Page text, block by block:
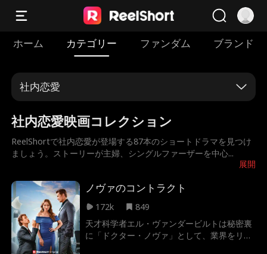
ホーム カテゴリー ファンダム ブランド
社内恋愛
社内恋愛映画コレクション
展開
ReelShortで社内恋愛が登場する87本のショートドラマを見つけ
ましょう。ストーリーが主婦、シングルファーザーを中心...
ノヴァのコントラクト
172k
849
天才科学者エル・ヴァンダービルトは秘密裏
に「ドクター・ノヴァ」として、業界をリー